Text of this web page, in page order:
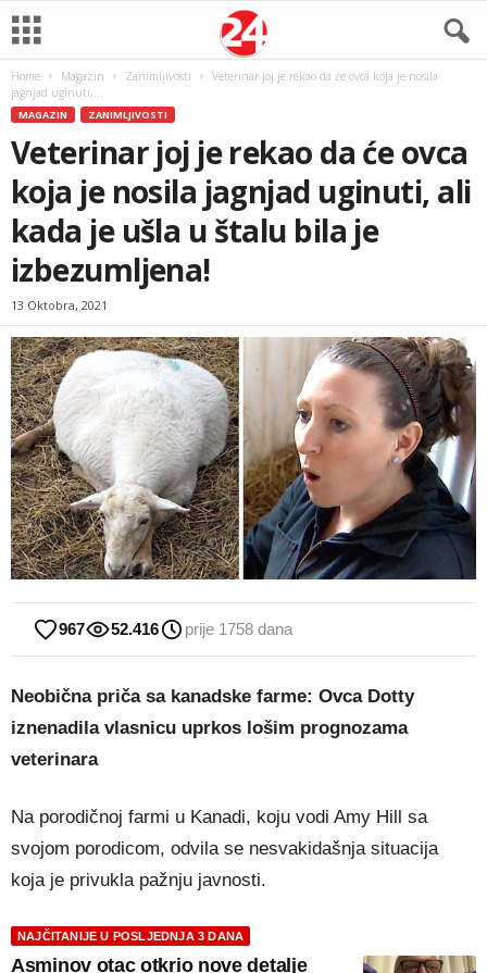
Home Magazin Zanimljivosti
Veterinar joj je rekao da će ovca koja je nosila
jagnjad uginuti,...
MAGAZIN ZANIMLJIVOSTI
Veterinar joj je rekao da će ovca
koja je nosila jagnjad uginuti, ali
kada je ušla u štalu bila je
izbezumljena!
13 Oktobra, 2021
967 52.416 prije 1758 dana
Neobična priča sa kanadske farme: Ovca Dotty
iznenadila vlasnicu uprkos lošim prognozama
veterinara
Na porodičnoj farmi u Kanadi, koju vodi Amy Hill sa
svojom porodicom, odvila se nesvakidašnja situacija
koja je privukla pažnju javnosti.
NAJČITANIJE U POSLJEDNJA 3 DANA
Asminov otac otkrio nove detalje